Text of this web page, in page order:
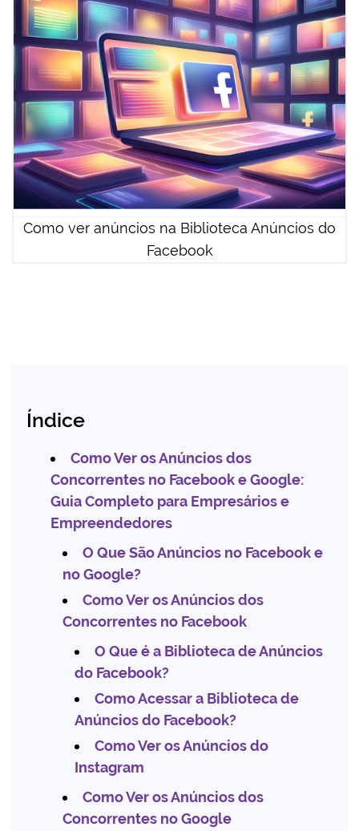
Como ver anúncios na Biblioteca Anúncios do
Facebook
Índice
Como Ver os Anúncios dos
Concorrentes no Facebook e Google:
Guia Completo para Empresários e
Empreendedores
O Que São Anúncios no Facebook e
no Google?
Como Ver os Anúncios dos
Concorrentes no Facebook
O Que é a Biblioteca de Anúncios
do Facebook?
Como Acessar a Biblioteca de
Anúncios do Facebook?
Como Ver os Anúncios do
Instagram
Como Ver os Anúncios dos
Concorrentes no Google